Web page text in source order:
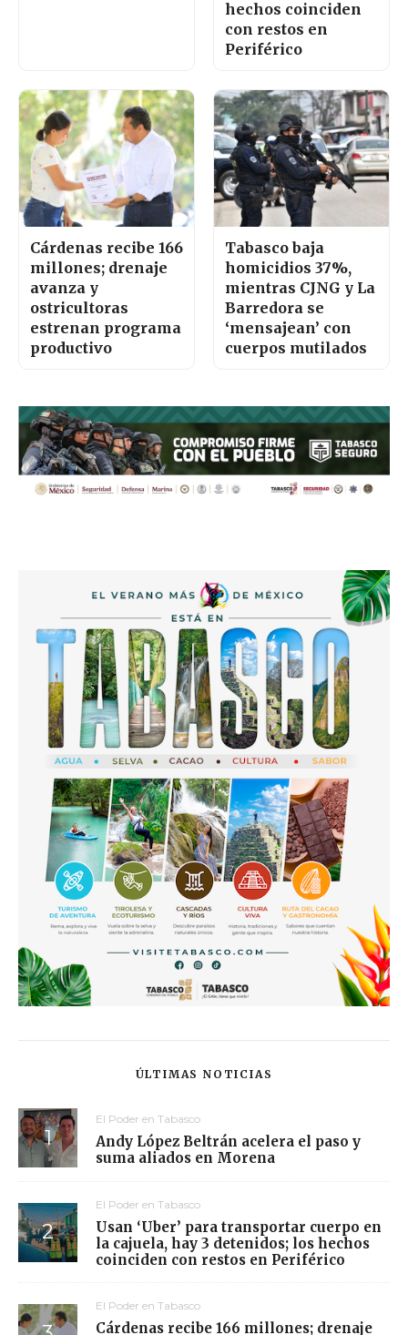
hechos coinciden
con restos en
Periférico
Cárdenas recibe 166
millones; drenaje
avanza y
ostricultoras
estrenan programa
productivo
Tabasco baja
homicidios 37%,
mientras CJNG y La
Barredora se
‘mensajean’ con
cuerpos mutilados
ÚLTIMAS NOTICIAS
El Poder en Tabasco
Andy López Beltrán acelera el paso y
suma aliados en Morena
El Poder en Tabasco
Usan ‘Uber’ para transportar cuerpo en
la cajuela, hay 3 detenidos; los hechos
coinciden con restos en Periférico
El Poder en Tabasco
Cárdenas recibe 166 millones; drenaje